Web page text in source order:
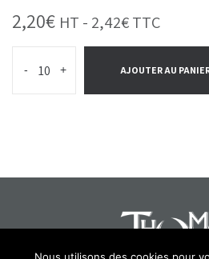
2,20€ HT - 2,42€TTC
- + AJOUTER AU